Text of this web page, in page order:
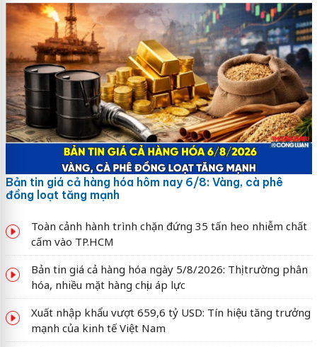
Bản tin giá cả hàng hóa hôm nay 6/8: Vàng, cà phê
đồng loạt tăng mạnh
Toàn cảnh hành trình chặn đứng 35 tấn heo nhiễm chất
cấm vào TP.HCM
Bản tin giá cả hàng hóa ngày 5/8/2026: Thị trường phân
hóa, nhiều mặt hàng chịu áp lực
Xuất nhập khẩu vượt 659,6 tỷ USD: Tín hiệu tăng trưởng
mạnh của kinh tế Việt Nam